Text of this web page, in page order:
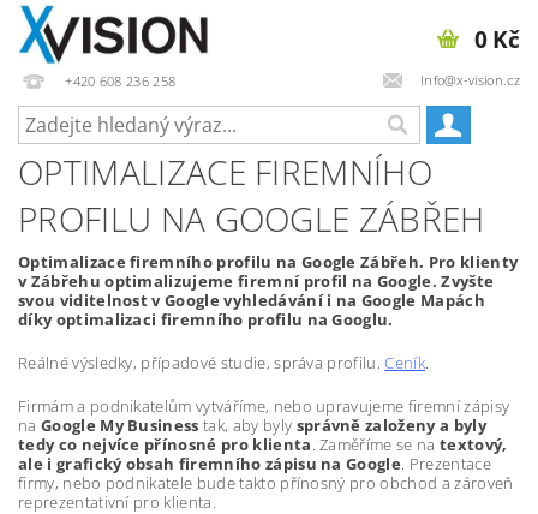
+420 608 236 258 Info@x-vision.cz
0 Kč
OPTIMALIZACE FIREMNÍHO
PROFILU NA GOOGLE ZÁBŘEH
Optimalizace firemního profilu na Google Zábřeh. Pro klienty
v Zábřehu optimalizujeme firemní profil na Google. Zvyšte
svou viditelnost v Google vyhledávání i na Google Mapách
díky optimalizaci firemního profilu na Googlu.
Reálné výsledky, případové studie, správa profilu.Ceník.
Firmám a podnikatelům vytváříme, nebo upravujeme firemní zápisy
na Google My Business tak, aby byly správně založeny a byly
tedy co nejvíce přínosné pro klienta. Zaměříme se na textový,
ale i grafický obsah firemního zápisu na Google. Prezentace
firmy, nebo podnikatele bude takto přínosný pro obchod a zároveň
reprezentativní pro klienta.